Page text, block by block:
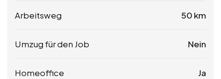
Arbeitsweg 50 km
Umzug für den Job Nein
Homeoffice Ja